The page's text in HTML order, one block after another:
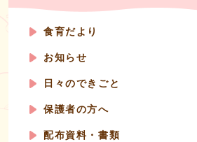
食育だより
お知らせ
日々のできごと
保護者の方へ
配布資料・書類